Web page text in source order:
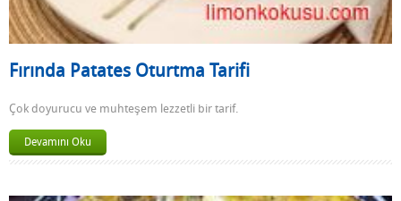
Fırında Patates Oturtma Tarifi
Çok doyurucu ve muhteşem lezzetli bir tarif.
Devamını Oku